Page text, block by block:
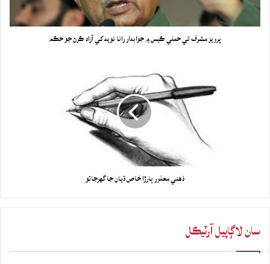
پرويز مشرف تي حملي ڪيس ۾ جوابدار رانا نويد کي آزاد ڪرڻ جو حڪم
ذهني معذور ٻارڙا خاص ڌيان جا گهرجائو
سان لاڳاپيل آرٽيڪل